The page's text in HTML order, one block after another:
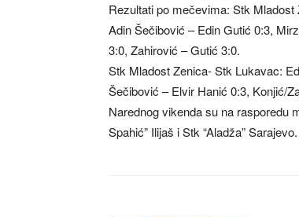
Rezultati po mečevima: Stk
Adin Šečibović – Edin Gutić 0:3,
3:0, Zahirović – Gutić 3:0.
Stk Mladost Zenica- Stk Lukavac:
Šečibović – Elvir Hanić 0:3, Konjić/
Narednog vikenda su na rasporedu
Spahić” Ilijaš i Stk “Aladža” Sarajevo.